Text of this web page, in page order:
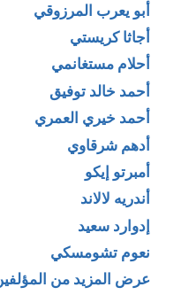
أبو يعرب المرزوقي
أجاثا كريستي
أحلام مستغانمي
أحمد خالد توفيق
أحمد خيري العمري
أدهم شرقاوي
أمبرتو إيكو
أندريه لالاند
إدوارد سعيد
نعوم تشومسكي
عرض المزيد من